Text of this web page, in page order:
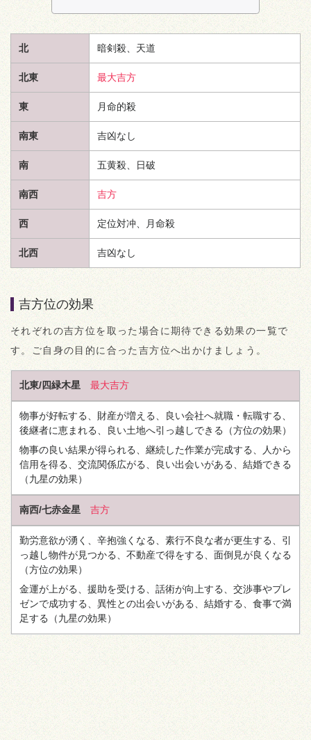
北 暗剣殺、 天道
北東 最大吉方
東 月命的殺
南東 吉凶なし
南 五黄殺、日破
南西 吉方
西 定位対冲、月命殺
北西 吉凶なし
吉方位の効果
それぞれの吉方位を取った場合に期待できる効果の一覧で
す。ご自身の目的に合った吉方位へ出かけましょう。
北東/四緑木星 最大吉方
物事が好転する、財産が増える、良い会社へ就職・転職する、
後継者に恵まれる、良い土地へ引っ越しできる （方位の効果）
物事の良い結果が得られる、継続した作業が完成する、人から
信用を得る、交流関係広がる、良い出会いがある、結婚できる
（九星の効果）
南西/七赤金星 吉方
勤労意欲が湧く、辛抱強くなる、素行不良な者が更生する、引
っ越し物件が見つかる、不動産で得をする、面倒見が良くなる
（方位の効果）
金運が上がる、援助を受ける、話術が向上する、交渉事やプレ
ゼンで成功する、異性との出会いがある、結婚する、食事で満
足する （九星の効果）